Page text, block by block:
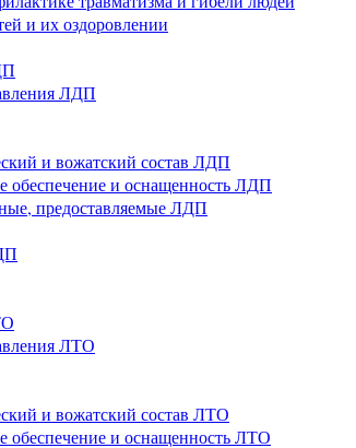
и их оздоровлении
ЛДП
и вожатский состав ЛДП
обеспечение и оснащенность ЛДП
предоставляемые ЛДП
ЛТО
и вожатский состав ЛТО
обеспечение и оснащенность ЛТО